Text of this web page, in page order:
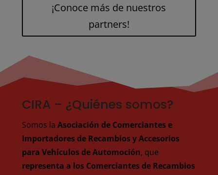
¡Conoce más de nuestros
partners!
CIRA – ¿Quiénes somos?
Somos la Asociación de Comerciantes e
Importadores de Recambios y Accesorios
para Vehículos de Automoción, que
representa a los Comerciantes de Recambios